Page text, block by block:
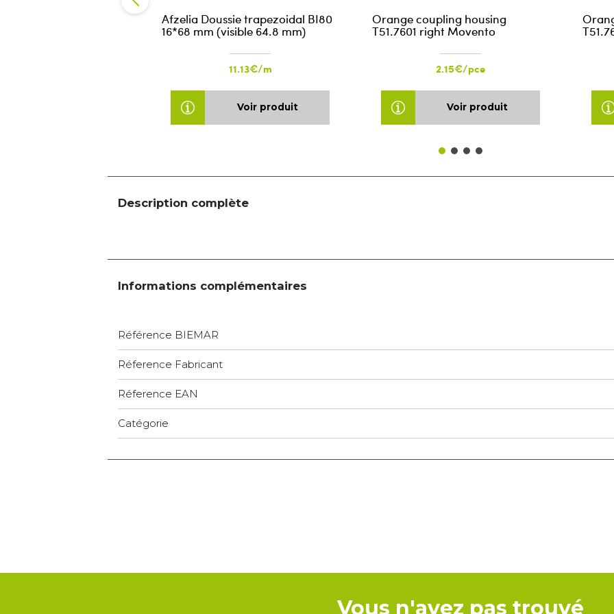
Afzelia Doussie trapezoidal BI80
16*68 mm (visible 64.8 mm)
11.13€/m
Voir produit
Orange coupling housing
T51.7601 right Movento
2.15€/pce
Voir produit
Description complète
Informations complémentaires
Référence BIEMAR
Réference Fabricant
Réference EAN
Catégorie
Vous n'avez pas trouvé